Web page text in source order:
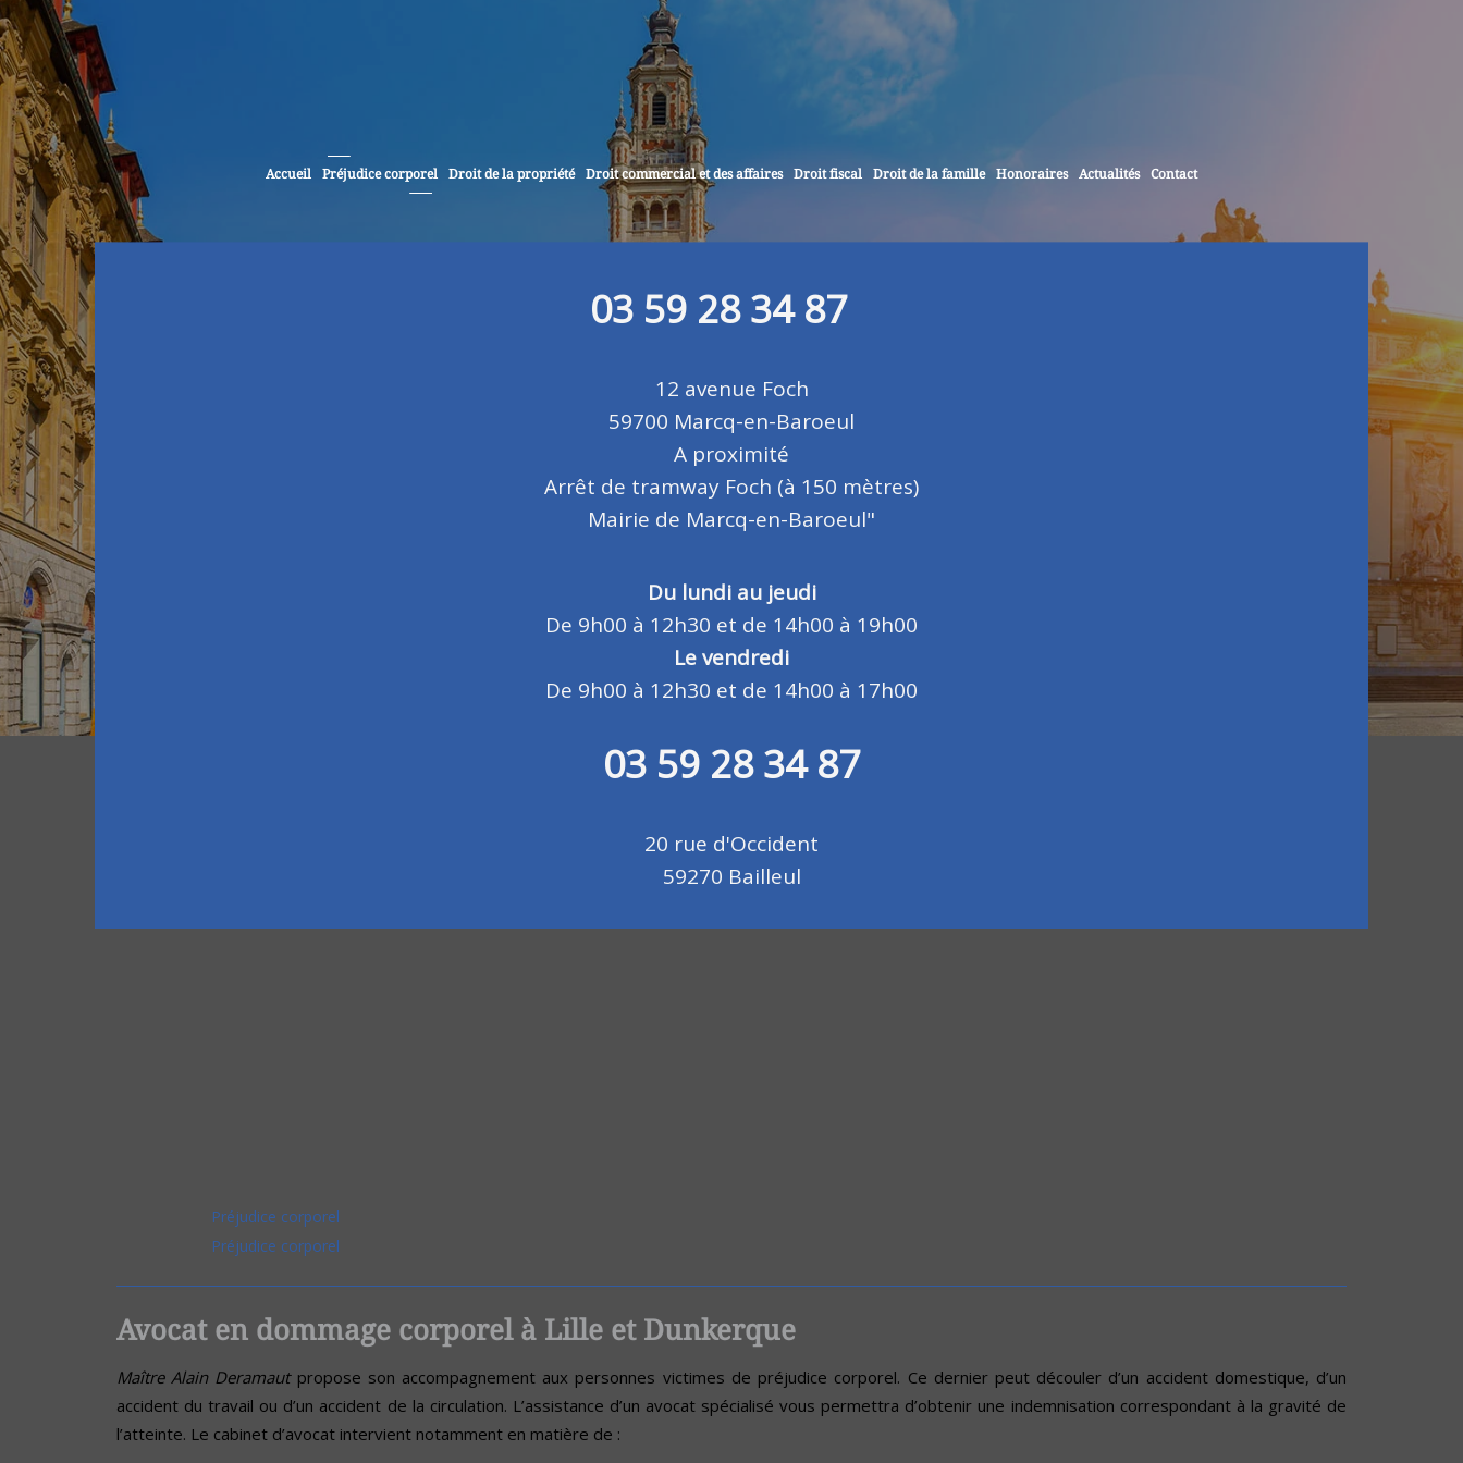
Accueil Préjudice corporel Droit de la propriété Droit commercial et des affaires Droit fiscal Droit de la famille Honoraires Actualités Contact
03 59 28 34 87
12 avenue Foch
59700 Marcq-en-Baroeul
A proximité
Arrêt de tramway Foch (à 150 mètres)
Mairie de Marcq-en-Baroeul"
Du lundi au jeudi
De 9h00 à 12h30 et de 14h00 à 19h00
Le vendredi
De 9h00 à 12h30 et de 14h00 à 17h00
03 59 28 34 87
20 rue d'Occident
59270 Bailleul
Préjudice corporel
Préjudice corporel
Avocat en dommage corporel à Lille et Dunkerque
Maître Alain Deramautpropose son accompagnement aux personnes victimes de préjudice corporel. Ce dernier peut découler d’un accident domestique, d’un
accident du travail ou d’un accident de la circulation. L’assistance d’un avocat spécialisé vous permettra d’obtenir une indemnisation correspondant à la gravité de
l’atteinte. Le cabinet d’avocat intervient notamment en matière de :